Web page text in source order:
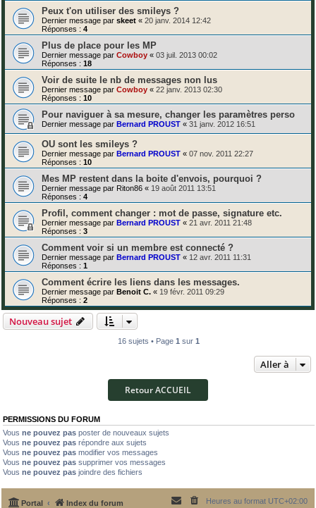
Peux t'on utiliser des smileys ?
Dernier message par skeet « 20 janv. 2014 12:42
Réponses : 4
Plus de place pour les MP
Dernier message par Cowboy « 03 juil. 2013 00:02
Réponses : 18
Voir de suite le nb de messages non lus
Dernier message par Cowboy « 22 janv. 2013 02:30
Réponses : 10
Pour naviguer à sa mesure, changer les paramètres perso
Dernier message par Bernard PROUST « 31 janv. 2012 16:51
OU sont les smileys ?
Dernier message par Bernard PROUST « 07 nov. 2011 22:27
Réponses : 10
Mes MP restent dans la boite d'envois, pourquoi ?
Dernier message par Riton86 « 19 août 2011 13:51
Réponses : 4
Profil, comment changer : mot de passe, signature etc.
Dernier message par Bernard PROUST « 21 avr. 2011 21:48
Réponses : 3
Comment voir si un membre est connecté ?
Dernier message par Bernard PROUST « 12 avr. 2011 11:31
Réponses : 1
Comment écrire les liens dans les messages.
Dernier message par Benoit C. « 19 févr. 2011 09:29
Réponses : 2
Nouveau sujet
16 sujets • Page 1 sur 1
Aller à
Retour ACCUEIL
PERMISSIONS DU FORUM
Vous ne pouvez pas poster de nouveaux sujets
Vous ne pouvez pas répondre aux sujets
Vous ne pouvez pas modifier vos messages
Vous ne pouvez pas supprimer vos messages
Vous ne pouvez pas joindre des fichiers
Portal Index du forum Heures au format UTC+02:00